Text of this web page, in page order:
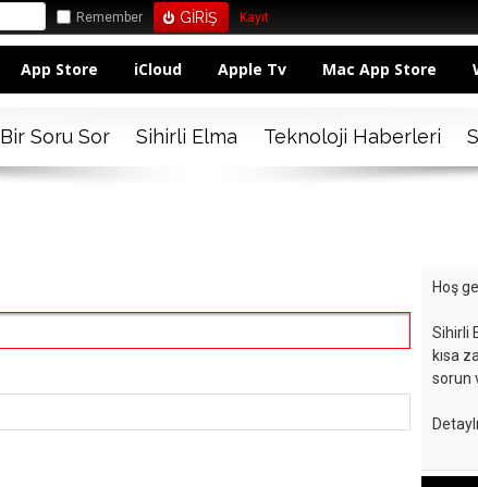
Remember Kayıt
App Store iCloud Apple Tv Mac App Store
Bir Soru Sor Sihirli Elma Teknoloji Haberleri
Hoş
Sihirli
kısa
sorun